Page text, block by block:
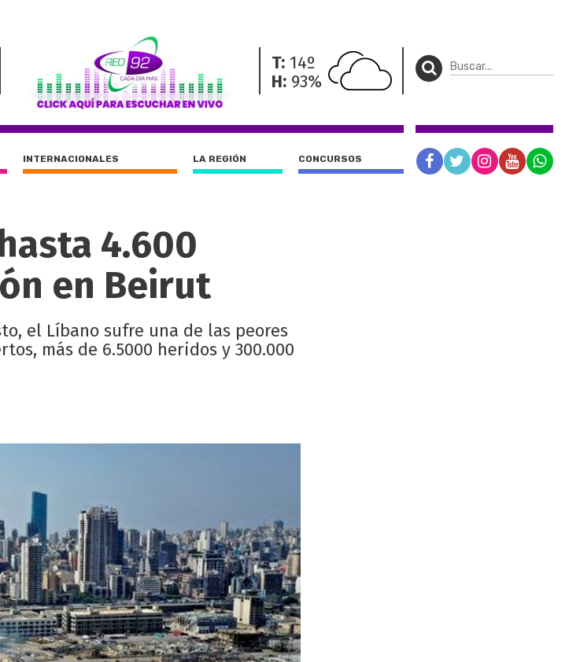
T: 14º
H: 93%
INTERNACIONALES LA REGIÓN CONCURSOS
4.600
en Beirut
el Líbano sufre una de las peores
más de 6.5000 heridos y 300.000